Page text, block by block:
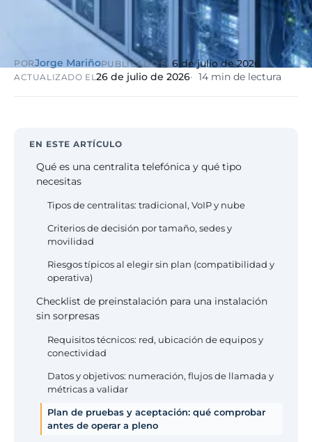
Evolución
Digital
Automatización,
IA aplicada,
Sanidad y
hospitales
RGPD reforzado,
farmacéutica
validados
PORJorge MariñoPUBLICADO EL6 de julio de 2026
ACTUALIZADO EL26 de julio de 2026 14 min de lectura
EN ESTE ARTÍCULO
Qué es una centralita telefónica y qué tipo
necesitas
Tipos de centralitas: tradicional, VoIP y nube
Criterios de decisión por tamaño, sedes y
movilidad
Riesgos típicos al elegir sin plan (compatibilidad y
operativa)
Checklist de preinstalación para una instalación
sin sorpresas
Requisitos técnicos: red, ubicación de equipos y
conectividad
Datos y objetivos: numeración, flujos de llamada y
métricas a validar
Plan de pruebas y aceptación: qué comprobar
antes de operar a pleno